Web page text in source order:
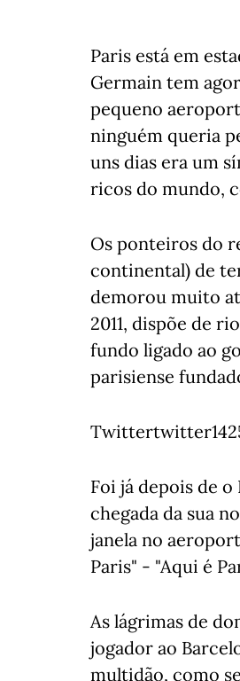
Paris está em
Germain tem
pequeno
ninguém queria
uns dias era um
ricos do mundo,
Os ponteiros do
continental) de
demorou muito
2011, dispõe de
fundo ligado ao
parisiense
Foi já depois de
chegada da sua
janela no
Paris" - "Aqui é
As lágrimas de
jogador ao
multidão, como